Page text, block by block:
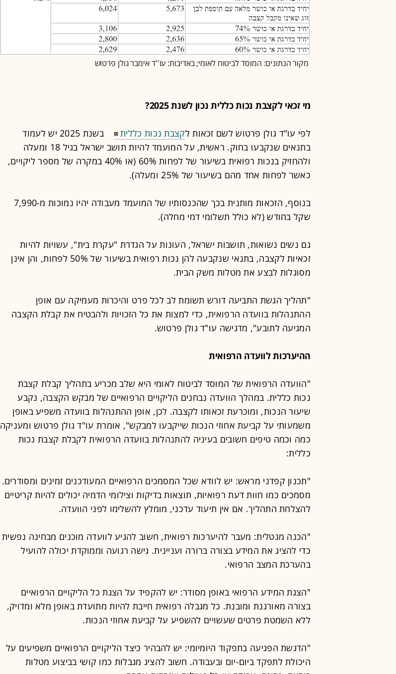
מקור הנתונים: המוסד לביטוח לאומי; באדיבות: עו''ד אימבר גולן פרטוש
מי זכאי לקצבת נכות כללית נכון לשנת 2025?
לפי עו"ד גולן פרטוש לשם זכאות לקצבת נכות כללית
בשנת 2025 יש לעמוד
בתנאים שנקבעו בחוק. ראשית, על המועמד להיות תושב ישראל בגיל 18 ומעלה
ולהחזיק בנכות רפואית בשיעור של לפחות 60% (או 40% במקרה של מספר ליקויים,
כאשר לפחות אחד מהם בשיעור של 25% ומעלה).
בנוסף, הזכאות מותנית בכך שהכנסותיו של המועמד מעבודה יהיו נמוכות מ-7,990
שקל בחודש (לא כולל תשלומי דמי מחלה).
גם נשים נשואות, תושבות ישראל, העונות על הגדרת "עקרת בית", עשויות להיות
זכאיות לקצבה, בתנאי שנקבעה להן נכות רפואית בשיעור של 50% לפחות, והן אינן
מסוגלות לבצע את מטלות משק הבית.
"תהליך הגשת התביעה דורש תשומת לב לכל פרט והיכרות מעמיקה עם אופן
ההתנהלות בוועדה הרפואית, כדי למצות את כל הזכויות ולהבטיח את קבלת הקצבה
המגיעה לתובע", מדגישה עו"ד גולן פרטוש.
ההיערכות לוועדה הרפואית
"הוועדה הרפואית של המוסד לביטוח לאומי היא שלב מכריע בתהליך קבלת קצבת
נכות כללית. במהלך הוועדה נבחנים הליקויים הרפואיים של מבקש הקצבה, נקבע
שיעור הנכות, ומוכרעת זכאותו לקצבה. לכן, אופן ההתנהלות בוועדה משפיע באופן
משמעותי על קביעת אחוזי הנכות שייקבעו למבקש", אומרת עו"ד גולן פרטוש ומעניקה
כמה וכמה טיפים חשובים בעיניה להתנהלות בוועדה הרפואית לקבלת קצבת נכות
כללית:
"תכנון קפדני מראש: יש לוודא שכל המסמכים הרפואיים המעודכנים זמינים ומסודרים.
מסמכים כמו חוות דעת רפואיות, תוצאות בדיקות וצילומי הדמיה יכולים להיות קריטיים
להצלחת התהליך. אם אין תיעוד עדכני, מומלץ להשלימו לפני הוועדה.
"הכנה מנטלית: מעבר להיערכות רפואית, חשוב להגיע לוועדה מוכנים מבחינה נפשית
כדי להציג את המידע בצורה ברורה ועניינית. גישה רגועה וממוקדת יכולה להועיל
בהערכת המצב הרפואי.
"הצגת המידע הרפואי באופן מסודר: יש להקפיד על הצגת כל הליקויים הרפואיים
בצורה מאורגנת ומובנת. כל מגבלה רפואית חייבת להיות מתועדת באופן מלא ומדויק,
ללא השמטת פרטים שעשויים להשפיע על קביעת אחוזי הנכות.
"הדגשת הפגיעה בתפקוד היומיומי: יש להבהיר כיצד הליקויים הרפואיים משפיעים על
היכולת לתפקד ביום-יום ובעבודה. חשוב להציג מגבלות כמו קושי בביצוע מטלות